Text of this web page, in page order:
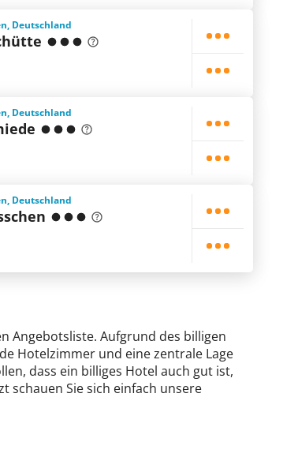
Deutschland
Deutschland
Deutschland
Angebotsliste. Aufgrund des billigen
Hotelzimmer und eine zentrale Lage
dass ein billiges Hotel auch gut ist,
schauen Sie sich einfach unsere